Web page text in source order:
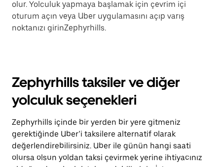
olur. Yolculuk yapmaya başlamak için çevrim içi
oturum açın veya Uber uygulamasını açıp varış
noktanızı girinZephyrhills.
Zephyrhills taksiler ve diğer
yolculuk seçenekleri
Zephyrhills içinde bir yerden bir yere gitmeniz
gerektiğinde Uber’i taksilere alternatif olarak
değerlendirebilirsiniz. Uber ile günün hangi saati
olursa olsun yoldan taksi çevirmek yerine ihtiyacınız